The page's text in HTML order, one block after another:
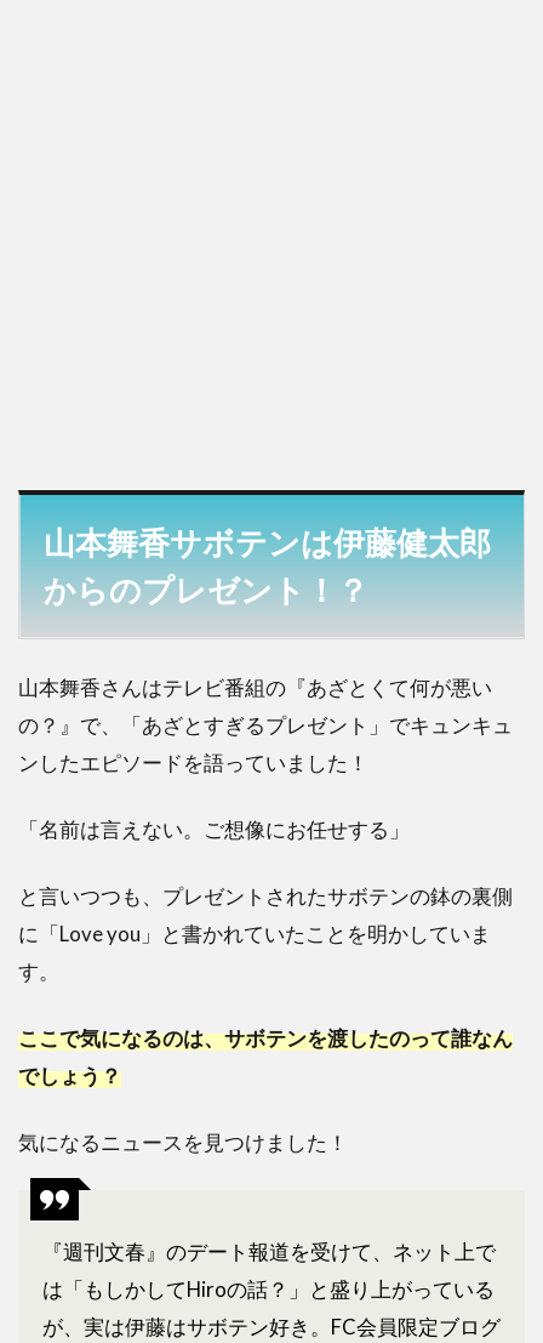
山本舞香サボテンは伊藤健太郎
からのプレゼント！？
山本舞香さんはテレビ番組の『あざとくて何が悪い
の？』で、「あざとすぎるプレゼント」でキュンキュ
ンしたエピソードを語っていました！
「名前は言えない。ご想像にお任せする」
と言いつつも、プレゼントされたサボテンの鉢の裏側
に「Love you」と書かれていたことを明かしていま
す。
ここで気になるのは、サボテンを渡したのって誰なん
でしょう？
気になるニュースを見つけました！
『週刊文春』のデート報道を受けて、ネット上で
は「もしかしてHiroの話？」と盛り上がっている
が、実は伊藤はサボテン好き。FC会員限定ブログ